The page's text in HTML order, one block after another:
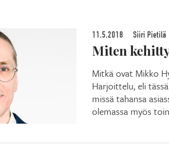
11.5.2018 Siiri Pietilä
Miten
Mitkä ovat Mikko
Harjoittelu, eli
missä tahansa
olemassa myös